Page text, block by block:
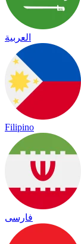
العربية
Filipino
فارسی